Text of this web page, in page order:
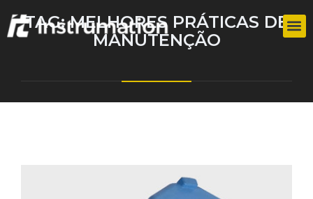
TAG:MELHORES PRÁTICAS DE
MANUTENÇÃO